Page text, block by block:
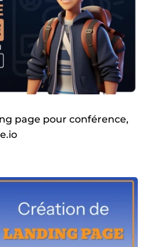
page pour conférence,